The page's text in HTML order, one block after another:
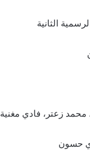
الثانية
محمد زعتر، فادي مغنية
حسون